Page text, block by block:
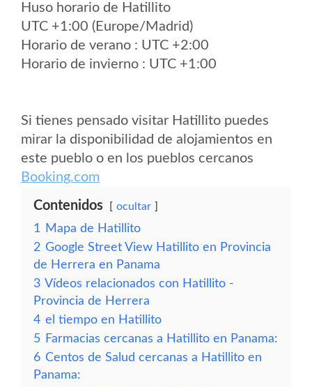
Huso horario de Hatillito
UTC +1:00 (Europe/Madrid)
Horario de verano : UTC +2:00
Horario de invierno : UTC +1:00
Si tienes pensado visitar Hatillito puedes
mirar la disponibilidad de alojamientos en
este pueblo o en los pueblos cercanos
Booking.com
Contenidos ocultar
1
Mapa de Hatillito
2 Google Street View Hatillito en Provincia
de Herrera en Panama
3 Vídeos relacionados con Hatillito -
Provincia de Herrera
4 el tiempo en Hatillito
5 Farmacias cercanas a Hatillito en Panama:
6 Centos de Salud cercanas a Hatillito en
Panama: